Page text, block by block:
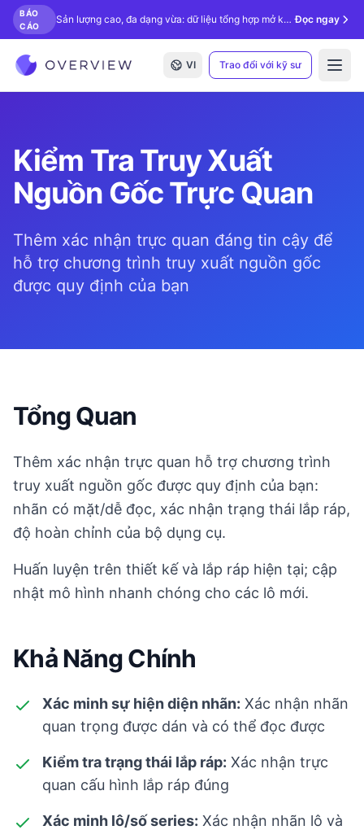
BÁO
CÁO
Sản lượng cao, đa dạng vừa: dữ liệu tổng hợp mở khóa kiểm tra bằng AI. Đọc ngay
VI Trao đổi với kỹ sư
Kiểm Tra Truy Xuất
Nguồn Gốc Trực Quan
Thêm xác nhận trực quan đáng tin cậy để
hỗ trợ chương trình truy xuất nguồn gốc
được quy định của bạn
Tổng Quan
Thêm xác nhận trực quan hỗ trợ chương trình
truy xuất nguồn gốc được quy định của bạn:
nhãn có mặt/dễ đọc, xác nhận trạng thái lắp ráp,
độ hoàn chỉnh của bộ dụng cụ.
Huấn luyện trên thiết kế và lắp ráp hiện tại; cập
nhật mô hình nhanh chóng cho các lô mới.
Khả Năng Chính
Xác minh sự hiện diện nhãn: Xác nhận nhãn
quan trọng được dán và có thể đọc được
Kiểm tra trạng thái lắp ráp: Xác nhận trực
quan cấu hình lắp ráp đúng
Xác minh lô/số series: Xác nhận nhãn lô và